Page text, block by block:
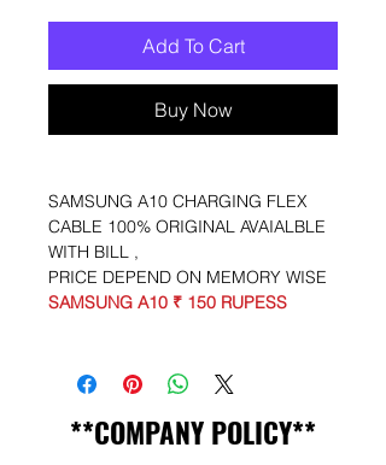
Add To Cart
Buy Now
SAMSUNG A10 CHARGING FLEX
CABLE 100% ORIGINAL AVAIALBLE
WITH BILL ,
PRICE DEPEND ON MEMORY WISE
SAMSUNG A10 ₹ 150 RUPESS
**COMPANY POLICY**